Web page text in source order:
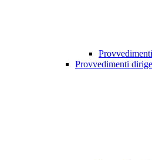
Provvedimenti